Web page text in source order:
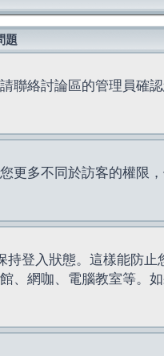
題
絡討論區的管理員確
多不同於訪客的權限
登入狀態。這樣能防
、網咖、電腦教室等。